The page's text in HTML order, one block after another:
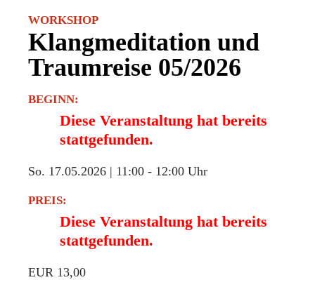
WORKSHOP
Klangmeditation und
Traumreise 05/2026
BEGINN:
Diese Veranstaltung hat bereits
stattgefunden.
So. 17.05.2026 | 11:00 - 12:00 Uhr
PREIS:
Diese Veranstaltung hat bereits
stattgefunden.
EUR 13,00